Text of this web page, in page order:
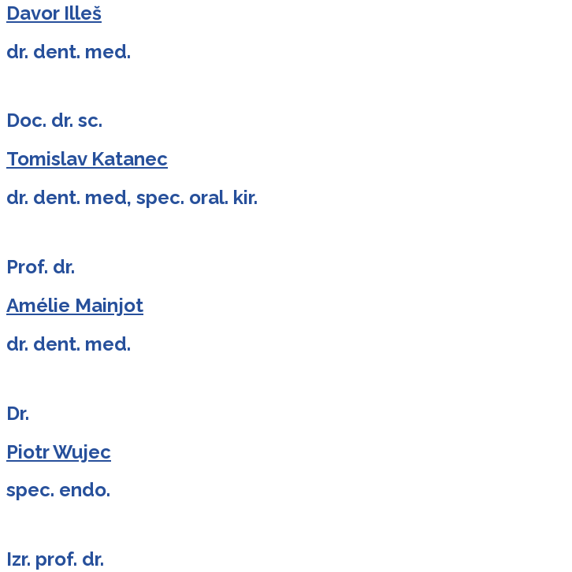
Davor Illeš
dr. dent. med.
Doc. dr. sc.
Tomislav Katanec
dr. dent. med, spec. oral. kir.
Prof. dr.
Amélie Mainjot
dr. dent. med.
Dr.
Piotr Wujec
spec. endo.
Izr. prof. dr.